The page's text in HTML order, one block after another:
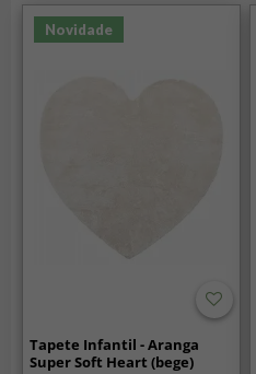
Novidade
Tapete Infantil - Aranga
Super Soft Heart (bege)